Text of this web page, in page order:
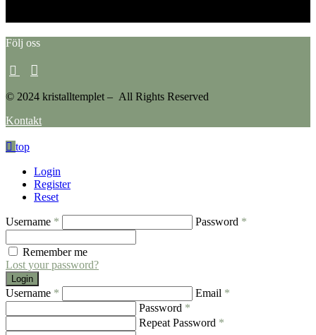
Följ oss
© 2024 kristalltemplet – All Rights Reserved
Kontakt
top
Login
Register
Reset
Username * Password *
Remember me
Lost your password?
Login
Username * Email *
Password *
Repeat Password *